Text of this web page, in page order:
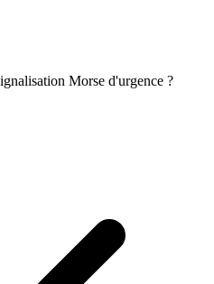
Morse d'urgence ?